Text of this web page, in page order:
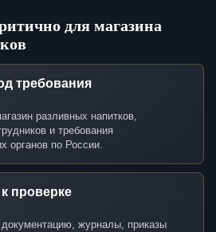
для магазина
требования
разливных напитков,
и требования
органов по России.
проверке
журналы, приказы